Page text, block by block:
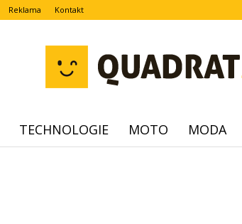
Reklama Kontakt
quadrat.pl
TECHNOLOGIE MOTO MODA